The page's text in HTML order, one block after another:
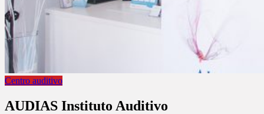
Centro auditivo
AUDIAS Instituto Auditivo